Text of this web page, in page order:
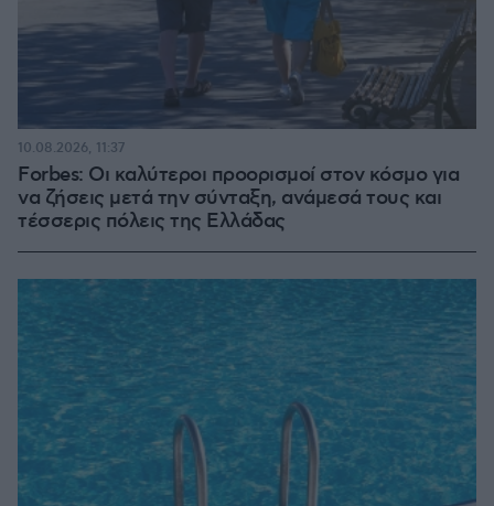
Forbes: Οι καλύτεροι προορισμοί στον κόσμο για
να ζήσεις μετά την σύνταξη, ανάμεσά τους και
τέσσερις πόλεις της Ελλάδας
10.08.2026, 11:37